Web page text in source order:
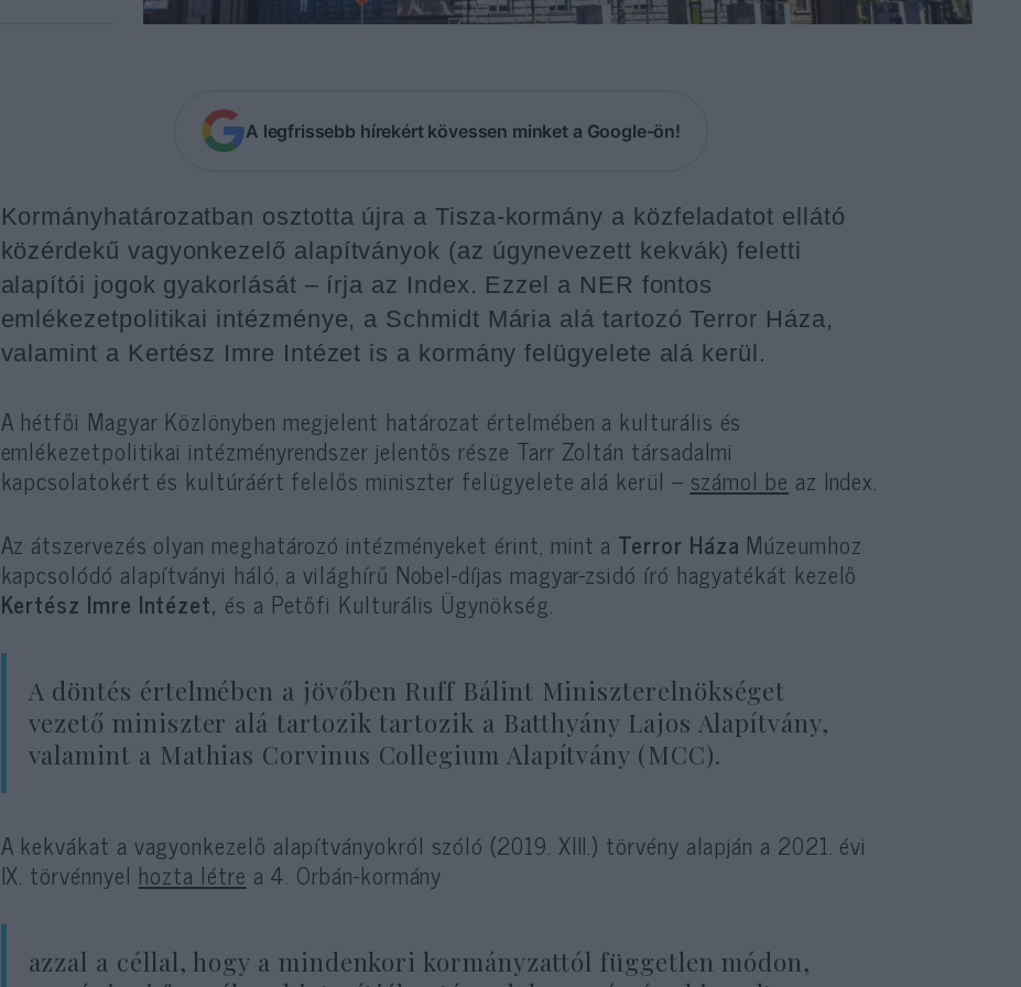
A legfrissebb hírekért kövessen minket a Google-ön!
Kormányhatározatban osztotta újra a Tisza-kormány a közfeladatot ellátó
közérdekű vagyonkezelő alapítványok (az úgynevezett kekvák) feletti
alapítói jogok gyakorlását – írja az Index. Ezzel a NER fontos
emlékezetpolitikai intézménye, a Schmidt Mária alá tartozó Terror Háza,
valamint a Kertész Imre Intézet is a kormány felügyelete alá kerül.
A hétfői Magyar Közlönyben megjelent határozat értelmében a kulturális és
emlékezetpolitikai intézményrendszer jelentős része Tarr Zoltán társadalmi
kapcsolatokért és kultúráért felelős miniszter felügyelete alá kerül – számol be az Index.
Az átszervezés olyan meghatározó intézményeket érint, mint a Terror Háza Múzeumhoz
kapcsolódó alapítványi háló, a világhírű Nobel-díjas magyar-zsidó író hagyatékát kezelő
Kertész Imre Intézet, és a Petőfi Kulturális Ügynökség.
A döntés értelmében a jövőben Ruff Bálint Miniszterelnökséget
vezető miniszter alá tartozik tartozik a Batthyány Lajos Alapítvány,
valamint a Mathias Corvinus Collegium Alapítvány (MCC).
A kekvákat a vagyonkezelő alapítványokról szóló (2019. XIII.) törvény alapján a 2021. évi
IX. törvénnyel hozta létre a 4. Orbán-kormány
azzal a céllal, hogy a mindenkori kormányzattól független módon,